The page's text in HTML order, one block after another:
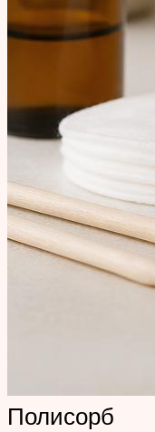
Полисорб